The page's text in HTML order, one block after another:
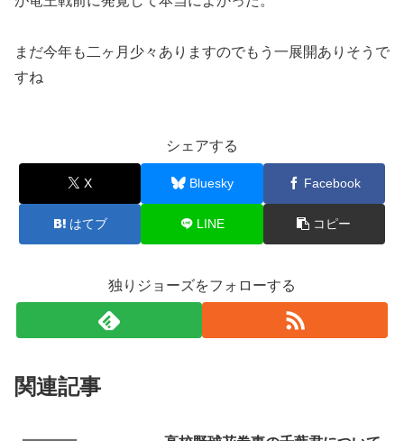
まだ今年も二ヶ月少々ありますのでもう一展開ありそうで
すね
シェアする
X Bluesky Facebook
はてブ LINE コピー
独りジョーズをフォローする
関連記事